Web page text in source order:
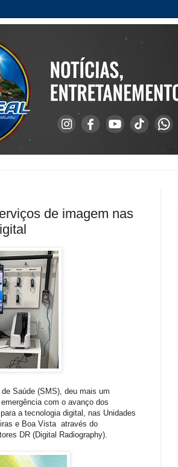
de imagem nas
Saúde (SMS), deu mais um
com o avanço dos
a tecnologia digital, nas Unidades
e Boa Vista através do
DR (Digital Radiography).